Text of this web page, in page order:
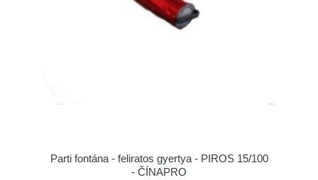
Parti fontána - feliratos gyertya - PIROS 15/100
- ČÍNAPRO